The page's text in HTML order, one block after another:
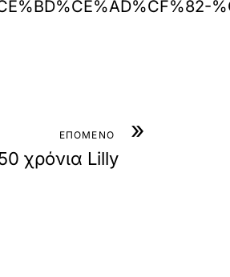
»
ΕΠΟΜΕΝΟ
χρόνια Lilly